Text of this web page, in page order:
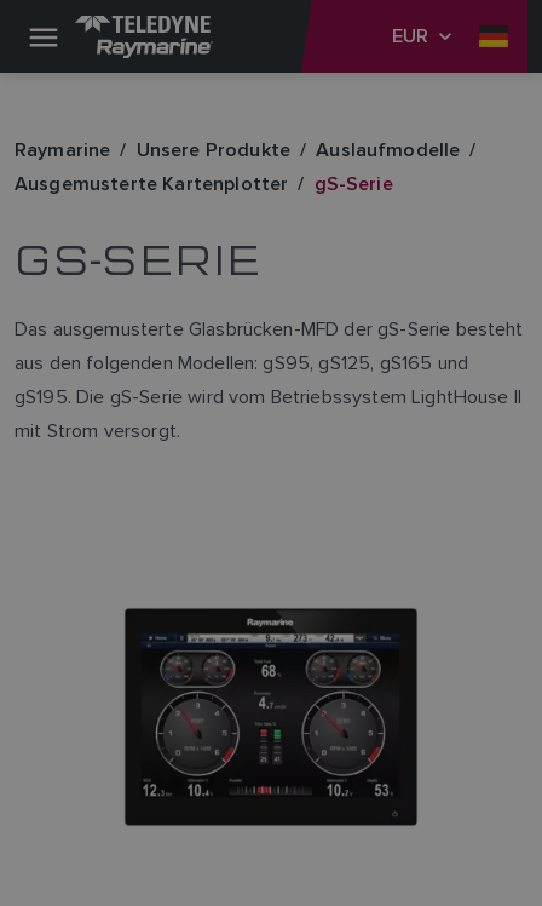
EUR
Raymarine Unsere Produkte
Auslaufmodelle
Ausgemusterte Kartenplotter
gS-Serie
GS-SERIE
Das ausgemusterte Glasbrücken-MFD der gS-Serie besteht
aus den folgenden Modellen: gS95, gS125, gS165 und
gS195. Die gS-Serie wird vom Betriebssystem LightHouse II
mit Strom versorgt.